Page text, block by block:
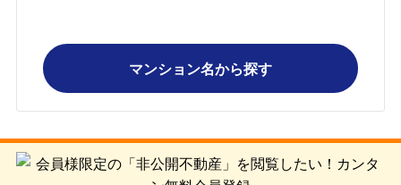
マンション名から探す